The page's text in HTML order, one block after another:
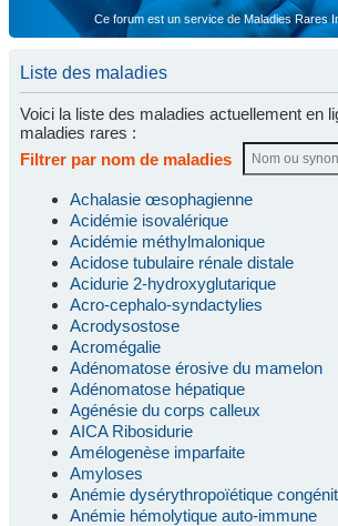
Ce forum est un service de Maladies Rares
Liste des maladies
Voici la liste des maladies actuellement en
maladies rares :
Filtrer par nom de maladies
Achalasie œsophagienne
Acidémie isovalérique
Acidémie méthylmalonique
Acidose tubulaire rénale distale
Acidurie 2-hydroxyglutarique
Acro-cephalo-syndactylies
Acrodysostose
Acromégalie
Adénomatose érosive du mamelon
Adénomatose hépatique
Agénésie du corps calleux
AICA Ribosidurie
Amélogenèse imparfaite
Amyloses
Anémie dysérythropoïétique
Anémie hémolytique auto-immune